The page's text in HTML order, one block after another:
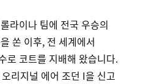
라이나 팀에 전국 우승의
쏜 이후, 전 세계에서
로 코트를 지배해 왔습니다.
리지널 에어 조던 I을 신고